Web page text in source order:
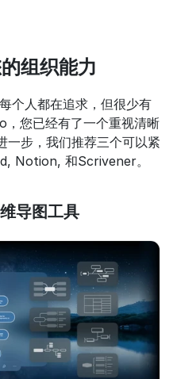
组织能力
您已经有了一个重视清晰
一步，我们推荐三个可以紧
Notion, 和Scrivener。
导图工具